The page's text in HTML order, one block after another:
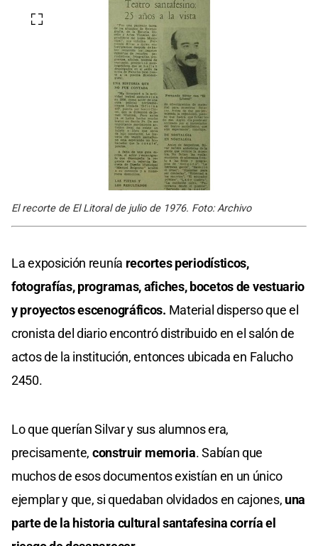
El recorte de El Litoral de julio de 1976. Foto: Archivo
La exposición reunía recortes periodísticos,
fotografías, programas, afiches, bocetos de vestuario
y proyectos escenográficos. Material disperso que el
cronista del diario encontró distribuido en el salón de
actos de la institución, entonces ubicada en Falucho
2450.
Lo que querían Silvar y sus alumnos era,
precisamente, construir memoria. Sabían que
muchos de esos documentos existían en un único
ejemplar y que, si quedaban olvidados en cajones, una
parte de la historia cultural santafesina corría el